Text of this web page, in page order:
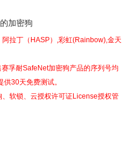
加密狗
拉丁（HASP）,彩虹(Rainbow),金天
孚耐SafeNet加密狗产品的序列号均
30天免费测试。
软锁、云授权许可证License授权管